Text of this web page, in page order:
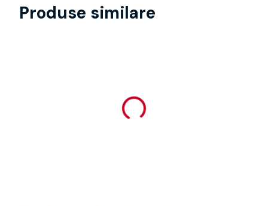
Produse similare